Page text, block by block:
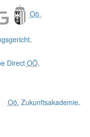
Oö.
.
Direct OÖ.
Oö. Zukunftsakademie.